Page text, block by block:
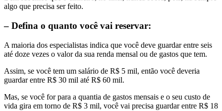
algo que precisa ser feito.
– Defina o quanto você vai reservar:
A maioria dos especialistas indica que você deve guardar entre seis
até doze vezes o valor da sua renda mensal ou de gastos que tem.
Assim, se você tem um salário de R$ 5 mil, então você deveria
guardar entre R$ 30 mil até R$ 60 mil.
Mas, se você for para a quantia de gastos mensais e o seu custo de
vida gira em torno de R$ 3 mil, você vai precisa guardar entre R$ 18